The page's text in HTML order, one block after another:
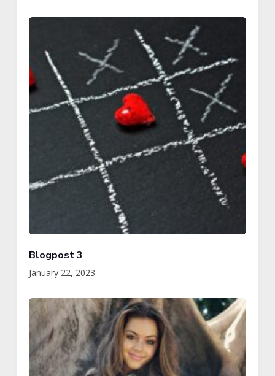
Blogpost 3
January 22, 2023